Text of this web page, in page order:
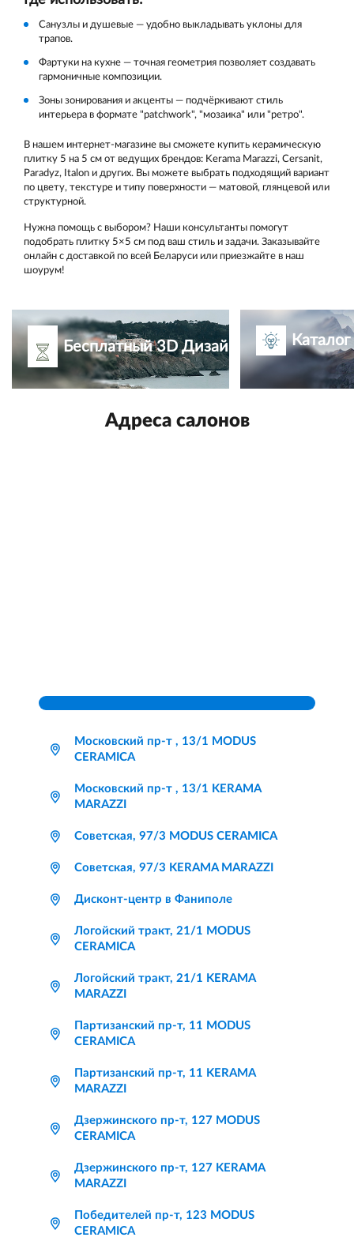
Санузлы и душевые — удобно выкладывать уклоны для
трапов.
Фартуки на кухне — точная геометрия позволяет создавать
гармоничные композиции.
Зоны зонирования и акценты — подчёркивают стиль
интерьера в формате "patchwork", "мозаика" или "ретро".
В нашем интернет-магазине вы сможете купить керамическую
плитку 5 на 5 см от ведущих брендов: Kerama Marazzi, Cersanit,
Paradyz, Italon и других. Вы можете выбрать подходящий вариант
по цвету, текстуре и типу поверхности — матовой, глянцевой или
структурной.
Нужна помощь с выбором? Наши консультанты помогут
подобрать плитку 5×5 см под ваш стиль и задачи. Заказывайте
онлайн с доставкой по всей Беларуси или приезжайте в наш
шоурум!
Бесплатный 3D Дизайн-проект
Адреса салонов
Московский пр-т , 13/1 MODUS
CERAMICA
Московский пр-т , 13/1 KERAMA
MARAZZI
Советская, 97/3 MODUS CERAMICA
Советская, 97/3 KERAMA MARAZZI
Дисконт-центр в Фаниполе
Логойский тракт, 21/1 MODUS
CERAMICA
Логойский тракт, 21/1 KERAMA
MARAZZI
Партизанский пр-т, 11 MODUS
CERAMICA
Партизанский пр-т, 11 KERAMA
MARAZZI
Дзержинского пр-т, 127 MODUS
CERAMICA
Дзержинского пр-т, 127 KERAMA
MARAZZI
Победителей пр-т, 123 MODUS
CERAMICA